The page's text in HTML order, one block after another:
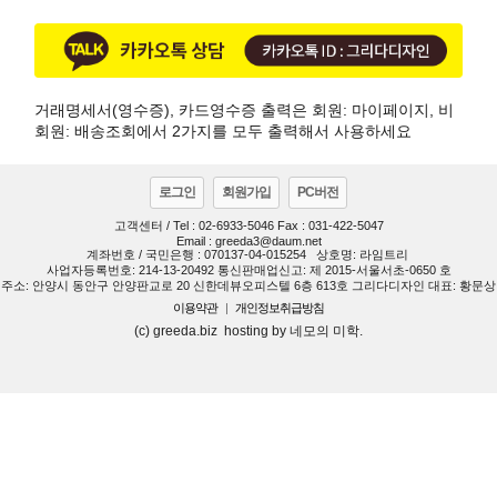
거래명세서(영수증), 카드영수증 출력은 회원: 마이페이지, 비
회원: 배송조회에서 2가지를 모두 출력해서 사용하세요
로그인 회원가입 PC버전
고객센터 / Tel : 02-6933-5046 Fax : 031-422-5047
Email : greeda3@daum.net
계좌번호 / 국민은행 : 070137-04-015254
상호명: 라임트리
사업자등록번호: 214-13-20492 통신판매업신고: 제 2015-서울서초-0650 호
주소: 안양시 동안구 안양판교로 20 신한데뷰오피스텔 6층 613호 그리다디자인 대표: 황문상
이용약관
| 개인정보취급방침
(c) greeda.biz hosting by 네모의 미학.